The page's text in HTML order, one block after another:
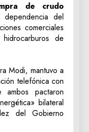
de crudo
del
comerciales
de
Modi, mantuvo a
telefónica con
pactaron
bilateral
del Gobierno